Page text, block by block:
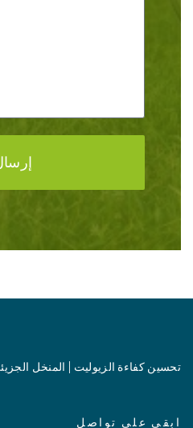
تحسين كفاءة الزيوليت | المنخل
ابقى على تواصل